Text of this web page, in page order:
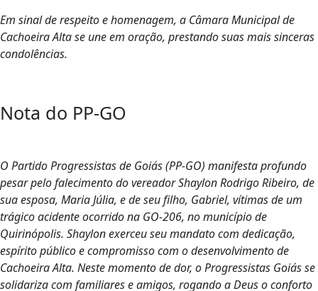
Em sinal de respeito e homenagem, a Câmara Municipal de
Cachoeira Alta se une em oração, prestando suas mais sinceras
condolências.
Nota do PP-GO
O Partido Progressistas de Goiás (PP-GO) manifesta profundo
pesar pelo falecimento do vereador Shaylon Rodrigo Ribeiro, de
sua esposa, Maria Júlia, e de seu filho, Gabriel, vítimas de um
trágico acidente ocorrido na GO-206, no município de
Quirinópolis. Shaylon exerceu seu mandato com dedicação,
espírito público e compromisso com o desenvolvimento de
Cachoeira Alta. Neste momento de dor, o Progressistas Goiás se
solidariza com familiares e amigos, rogando a Deus o conforto